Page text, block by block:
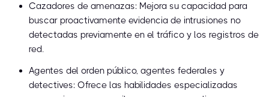
Cazadores de amenazas: Mejora su capacidad para
buscar proactivamente evidencia de intrusiones no
detectadas previamente en el tráfico y los registros de
red.
Agentes del orden público, agentes federales y
detectives: Ofrece las habilidades especializadas